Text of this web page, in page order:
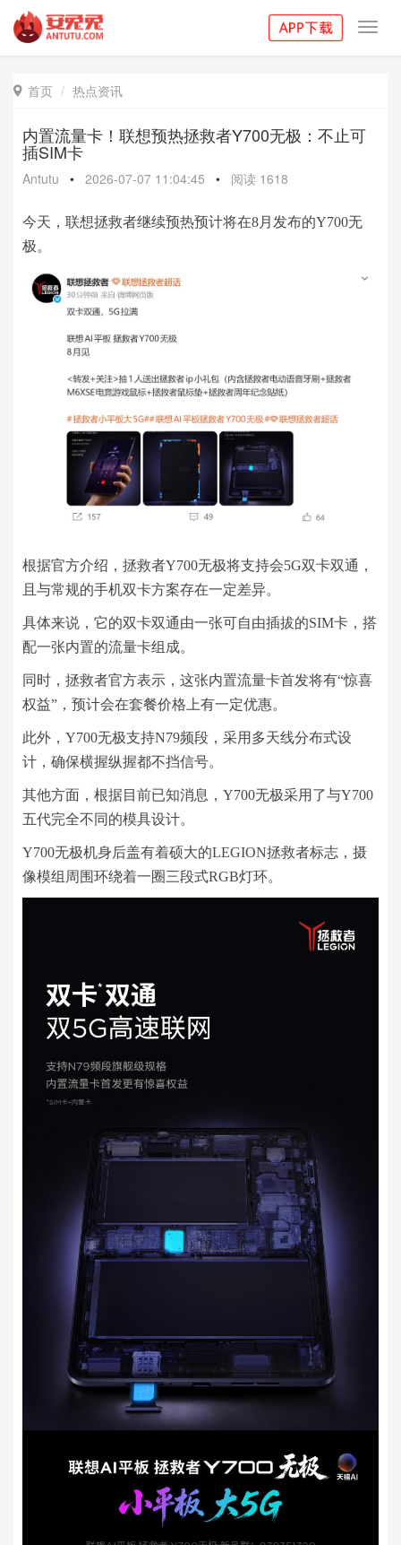
 首页 热点资讯
内置流量卡！联想预热拯救者Y700无极：不止可
插SIM卡
Antutu • 2026-07-07 11:04:45 • 阅读 1618
今天，联想拯救者继续预热预计将在8月发布的Y700无
极。
根据官方介绍，拯救者Y700无极将支持会5G双卡双通，
且与常规的手机双卡方案存在一定差异。
具体来说，它的双卡双通由一张可自由插拔的SIM卡，搭
配一张内置的流量卡组成。
同时，拯救者官方表示，这张内置流量卡首发将有“惊喜
权益”，预计会在套餐价格上有一定优惠。
此外，Y700无极支持N79频段，采用多天线分布式设
计，确保横握纵握都不挡信号。
其他方面，根据目前已知消息，Y700无极采用了与Y700
五代完全不同的模具设计。
Y700无极机身后盖有着硕大的LEGION拯救者标志，摄
像模组周围环绕着一圈三段式RGB灯环。